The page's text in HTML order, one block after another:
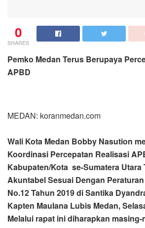
0
SHARES
Pemko Medan Terus Berupaya
APBD
MEDAN: koranmedan.com
Wali Kota Medan Bobby Nasution
Koordinasi Percepatan Realisasi
Kabupaten/Kota se-Sumatera Utara
Akuntabel Sesuai Dengan
No.12 Tahun 2019 di Santika
Kapten Maulana Lubis Medan,
Melalui rapat ini diharapkan masing-